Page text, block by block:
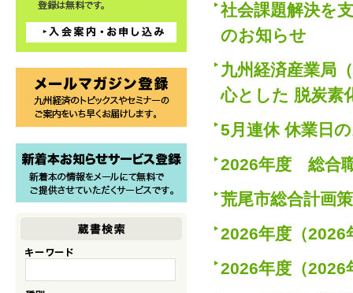
社会課題解決を
のお知らせ
九州経済産業局
心とした 脱炭素
5月連休 休業日
2026年度 総合
荒尾市総合計画
2026年度（2026
2026年度（